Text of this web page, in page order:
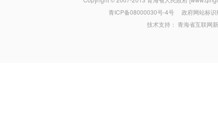
青ICP备08000030号-4号 政府网站标
技术支持：青海省互联网